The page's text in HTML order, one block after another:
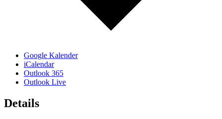
Google Kalender
iCalendar
Outlook 365
Outlook Live
Details